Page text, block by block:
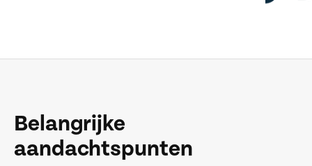
Belangrijke
aandachtspunten